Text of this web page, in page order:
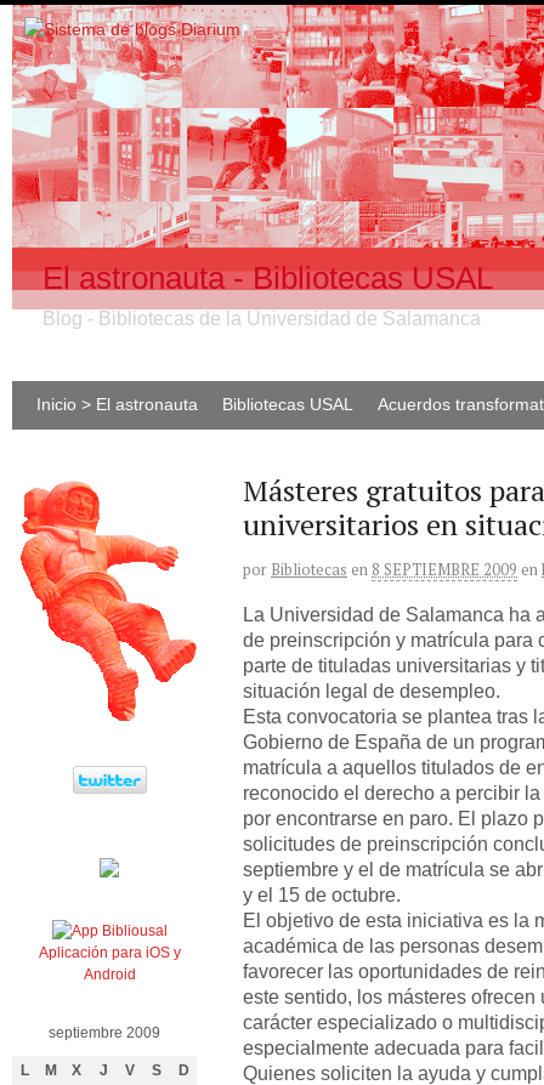
El astronauta - Bibliotecas USAL
Blog - Bibliotecas de la Universidad de Salamanca
Inicio > El astronauta Bibliotecas USAL Acuerdos
Másteres gratuitos
universitarios en
por Bibliotecas en 8 SEPTIEMBRE 2009 en
La Universidad de Salamanca ha
de preinscripción y matrícula para
parte de tituladas universitarias y
situación legal de desempleo.
Esta convocatoria se plantea tras
Gobierno de España de un
matrícula a aquellos titulados de
reconocido el derecho a percibir
por encontrarse en paro. El plazo
solicitudes de preinscripción
septiembre y el de matrícula se
y el 15 de octubre.
El objetivo de esta iniciativa es la
académica de las personas
favorecer las oportunidades de
este sentido, los másteres
carácter especializado o
especialmente adecuada para
Quienes soliciten la ayuda y
Aplicación para iOS y
Android
septiembre 2009
L M X J V S D